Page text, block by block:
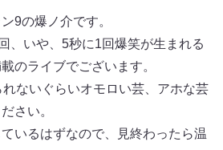
9の爆ノ介です。
、いや、5秒に1回爆笑が生まれる
のライブでございます。
ないぐらいオモロい芸、アホな芸
さい。
いるはずなので、見終わったら温